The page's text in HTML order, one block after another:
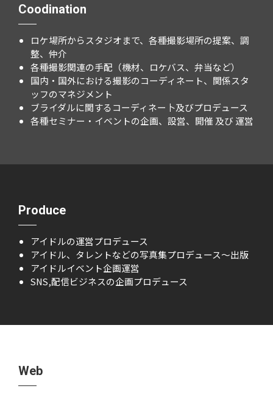
Coodination
ロケ場所からスタジオまで、各種撮影場所の提案、調
整、仲介
各種撮影関連の手配（機材、ロケバス、弁当など）
国内・国外における撮影のコーディネート、関係スタ
ッフのマネジメント
ブライダルに関するコーディネー卜及びプロデュース
各種セミナー・イベントの企画、設営、開催 及び 運営
Produce
アイドルの運営プロデュース
アイドル、タレントなどの写真集プロデュース～出版
アイドルイベント企画運営
SNS,配信ビジネスの企画プロデュース
Web